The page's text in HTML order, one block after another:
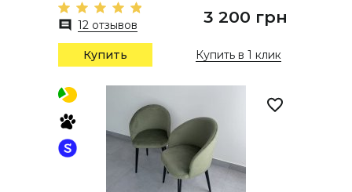
12 отзывов 3 200 грн
Купить Купить в 1 клик